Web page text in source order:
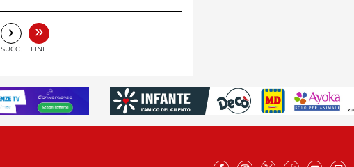
›
SUCC.
»
FINE